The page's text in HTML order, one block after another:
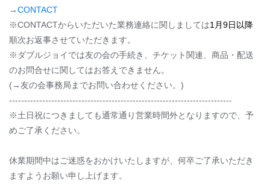
→CONTACT
※CONTACTからいただいた業務連絡に関しましては1月9日以降
順次お返事させていただきます。
※ダブルジョイでは友の会の手続き、チケット関連、商品・配送
のお問合せに関してはお答えできません。
(→友の会事務局までお問い合わせください。)
--------------------------------------------------------------------------
※土日祝につきましても通常通り営業時間外となりますので、予
めご了承ください。
休業期間中はご迷惑をおかけいたしますが、何卒ご了承いただき
ますようお願い申し上げます。